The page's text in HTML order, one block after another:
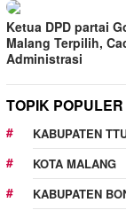
Ketua DPD partai
Malang Terpilih,
Administrasi
TOPIK POPULER
KABUPATEN
KOTA MALANG
KABUPATEN